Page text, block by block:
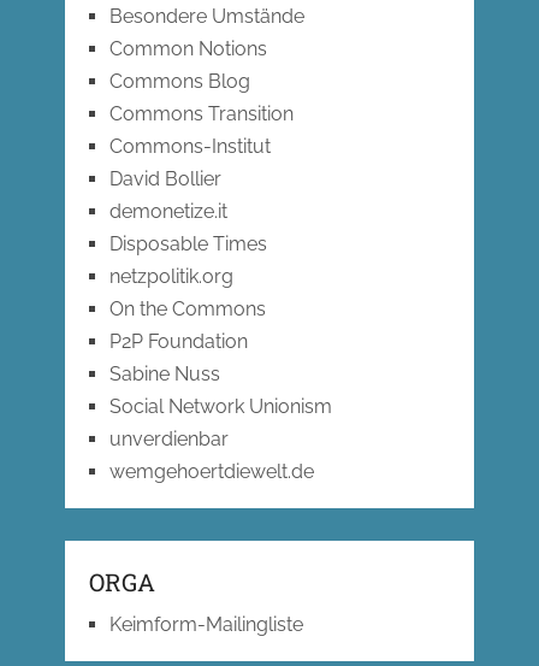
Besondere Umstände
Common Notions
Commons Blog
Commons Transition
Commons-Institut
David Bollier
demonetize.it
Disposable Times
netzpolitik.org
On the Commons
P2P Foundation
Sabine Nuss
Social Network Unionism
unverdienbar
wemgehoertdiewelt.de
ORGA
Keimform-Mailingliste